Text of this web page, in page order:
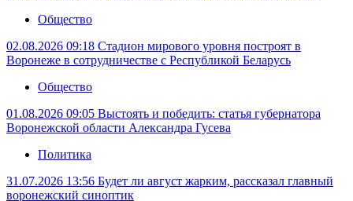
Общество
02.08.2026 09:18 Стадион мирового уровня построят в
Воронеже в сотрудничестве с Республикой Беларусь
Общество
01.08.2026 09:05 Выстоять и победить: статья губернатора
Воронежской области Александра Гусева
Политика
31.07.2026 13:56 Будет ли август жарким, рассказал главный
воронежский синоптик